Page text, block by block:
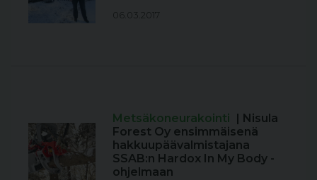
06.03.2017
Metsäkoneurakointi
| Nisula
Forest Oy ensimmäisenä
hakkuupäävalmistajana
SSAB:n Hardox In My Body -
ohjelmaan